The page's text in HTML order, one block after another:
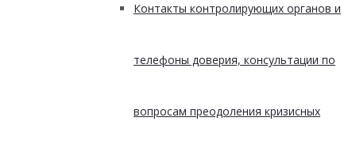
Контакты контролирующих органов и
телефоны доверия, консультации по
вопросам преодоления кризисных